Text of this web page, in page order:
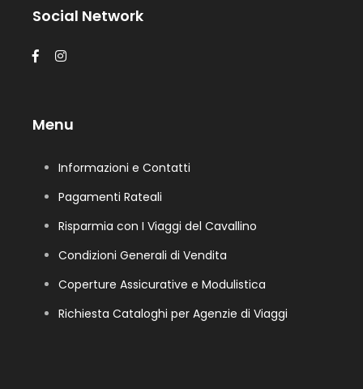
Social Network
Menu
Informazioni e Contatti
Pagamenti Rateali
Risparmia con I Viaggi del Cavallino
Condizioni Generali di Vendita
Coperture Assicurative e Modulistica
Richiesta Cataloghi per Agenzie di Viaggi